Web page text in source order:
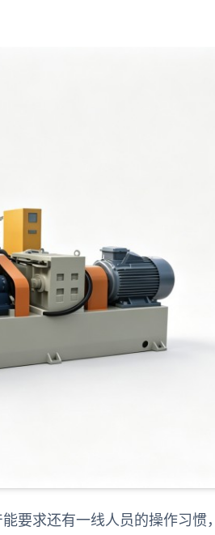
要求还有一线人员的操作习惯